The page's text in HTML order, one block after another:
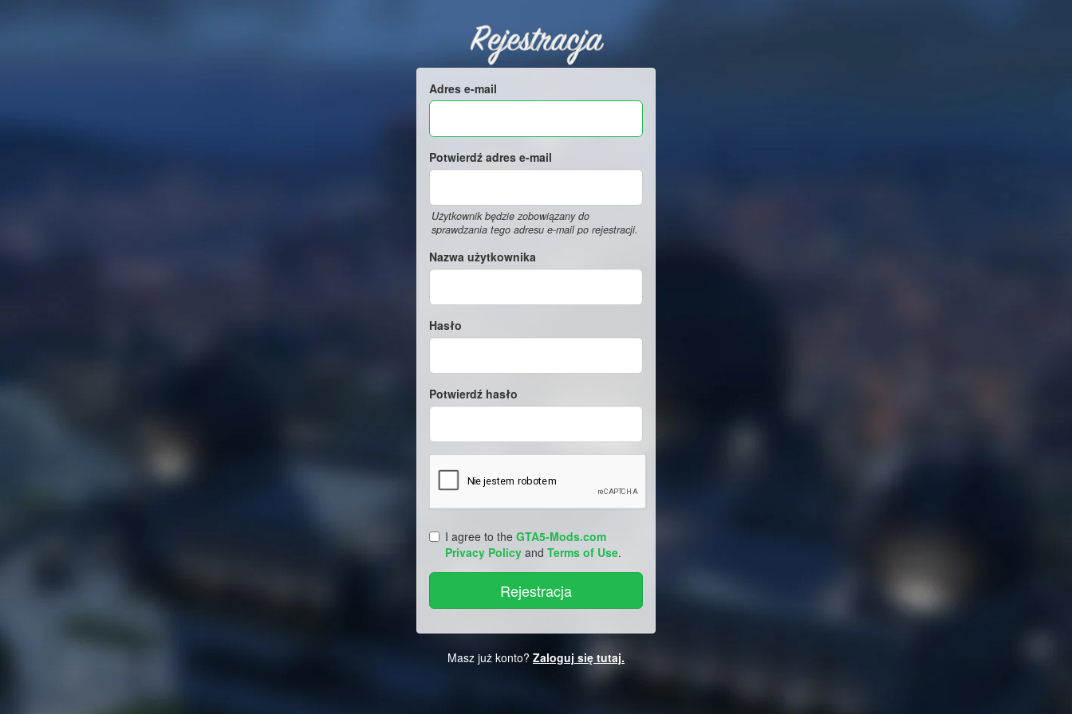
Rejestracja
Adres e-mail
Potwierdź adres e-mail
Użytkownik będzie zobowiązany do
sprawdzania tego adresu e-mail po rejestracji.
Nazwa użytkownika
Hasło
Potwierdź hasło
I agree to the GTA5-Mods.com
Privacy Policy and Terms of Use.
Masz już konto? Zaloguj się tutaj.